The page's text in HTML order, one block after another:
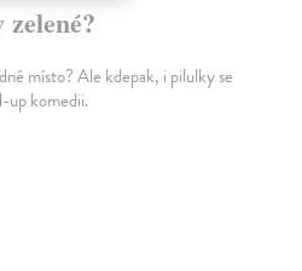
místo? Ale kdepak, i pilulky se
up komedii.